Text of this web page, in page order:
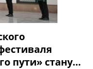
пути» станут